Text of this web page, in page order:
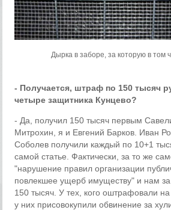
Дырка в заборе, за которую в
- Получается, штраф по 150 тысяч
четыре защитника Кунцево?
- Да, получил 150 тысяч первым
Митрохин, я и Евгений Барков. Иван
Соболев получили каждый по 10+1
самой статье. Фактически, за то же
"нарушение правил организации
повлекшее ущерб имуществу" и нам
150 тысяч. У тех, кого оштрафовали на
у них присовокупили обвинение за